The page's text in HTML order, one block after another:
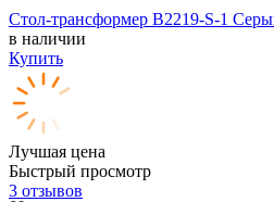
Стол-трансформер B2219-S-1
в наличии
Купить
Лучшая цена
Быстрый просмотр
3 отзывов